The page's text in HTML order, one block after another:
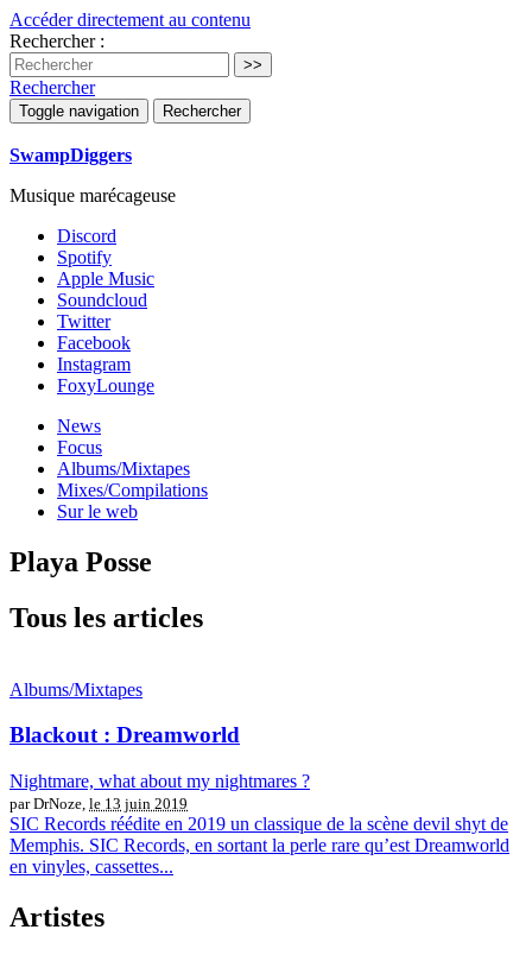
Accéder directement au contenu
Rechercher :
Rechercher
Toggle navigation Rechercher
SwampDiggers
Musique marécageuse
Discord
Spotify
Apple Music
Soundcloud
Twitter
Facebook
Instagram
FoxyLounge
News
Focus
Albums/Mixtapes
Mixes/Compilations
Sur le web
Playa Posse
Tous les articles
Albums/Mixtapes
Blackout : Dreamworld
Nightmare, what about my nightmares ?
par DrNoze, le 13 juin 2019
SIC Records réédite en 2019 un classique de la scène devil shyt de
Memphis. SIC Records, en sortant la perle rare qu’est Dreamworld
en vinyles, cassettes...
Artistes